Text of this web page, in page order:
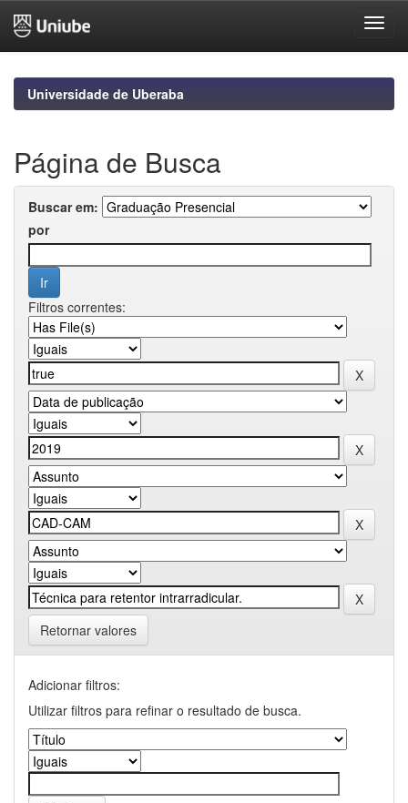
navigationUniversidade de Uberaba
Página de Busca
Buscar em:
por
Filtros correntes:
Retornar valores
Adicionar filtros:
Utilizar filtros para refinar o resultado de busca.